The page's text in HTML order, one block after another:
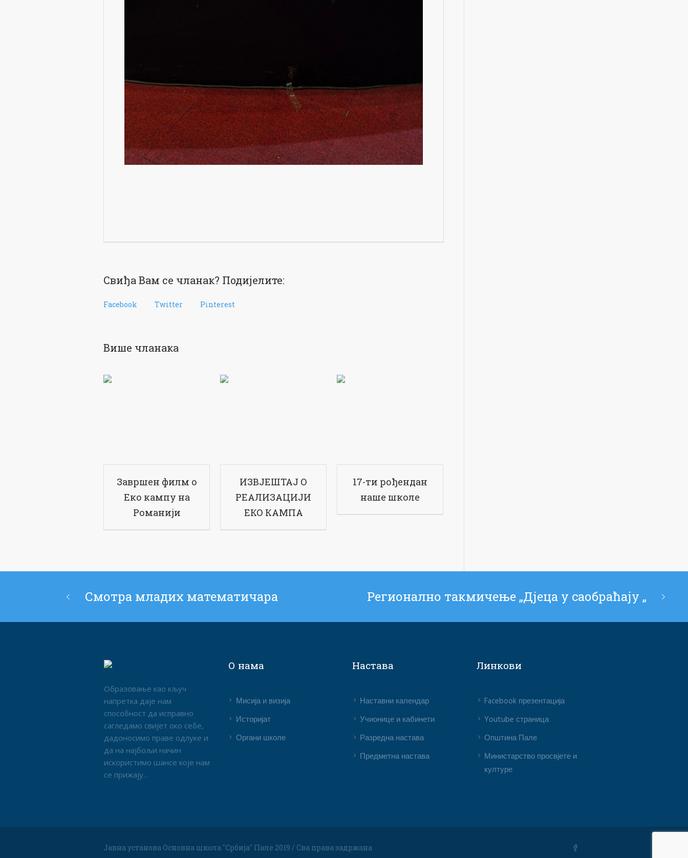
Свиђа Вам се чланак? Подијелите:
Facebook Twitter Pinterest
Више чланака
Завршен филм о
Еко кампу на
Романији
ИЗВЈЕШТАЈ О
РЕАЛИЗАЦИЈИ
ЕКО КАМПА
17-ти рођендан
наше школе
Смотра младих математичара Регионално такмичење „Дјеца у саобраћају „
Образовање као кључ
напретка даје нам
способност да исправно
сагледамо свијет око себе,
дадоносимо праве одлуке и
да на најбољи начин
искористимо шансе које нам
се прижају...
О нама
Мисија и визија
Историјат
Органи школе
Настава
Наставни календар
Учионице и кабинети
Разредна настава
Предметна настава
Линкови
Facebook презентација
Youtube страница
Општина Пале
Министарство просвјете и
културе
Јавна установа Основна школа "Србија" Пале 2019 / Сва права задржана